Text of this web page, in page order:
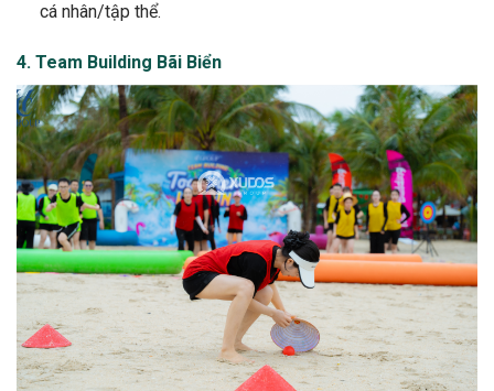
cá nhân/tập thể.
4. Team Building Bãi Biển